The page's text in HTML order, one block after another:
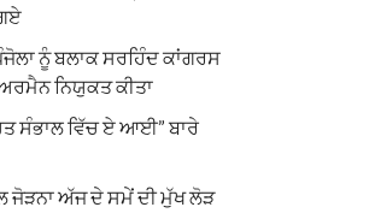
ਨੂੰ ਬਲਾਕ ਸਰਹਿੰਦ ਕਾਂਗਰਸ
ਨਿਯੁਕਤ ਕੀਤਾ
ਸੰਭਾਲ ਵਿੱਚ ਏ ਆਈ” ਬਾਰੇ
ਜੋੜਨਾ ਅੱਜ ਦੇ ਸਮੇਂ ਦੀ ਮੁੱਖ ਲੋੜ